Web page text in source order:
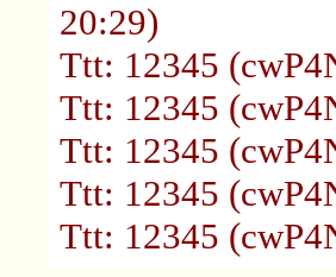
20:29)
Ttt: 12345
Ttt: 12345
Ttt: 12345
Ttt: 12345
Ttt: 12345